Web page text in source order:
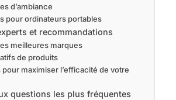
d’ambiance
pour ordinateurs portables
et recommandations
meilleures marques
de produits
maximiser l’efficacité de votre
questions les plus fréquentes